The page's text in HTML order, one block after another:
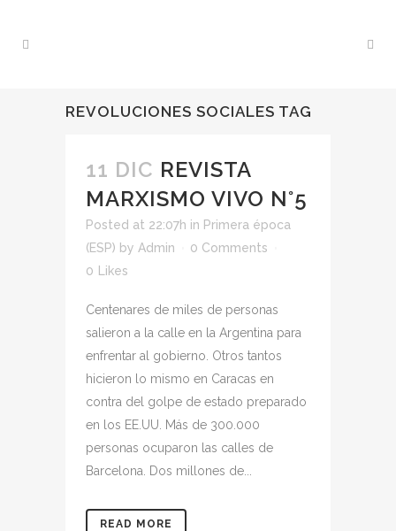
REVOLUCIONES SOCIALES TAG
11 DIC REVISTA
MARXISMO VIVO N°5
Posted at 22:07h in Primera época
(ESP) by Admin
0 Comments
0
Likes
Centenares de miles de personas
salieron a la calle en la Argentina para
enfrentar al gobierno. Otros tantos
hicieron lo mismo en Caracas en
contra del golpe de estado preparado
en los EE.UU. Más de 300.000
personas ocuparon las calles de
Barcelona. Dos millones de...
READ MORE